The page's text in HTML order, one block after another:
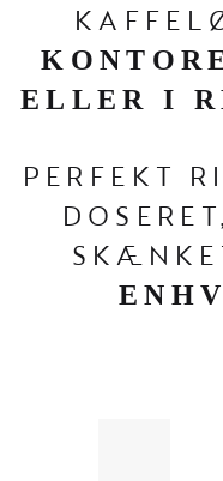
ELLER I
PERFEKT